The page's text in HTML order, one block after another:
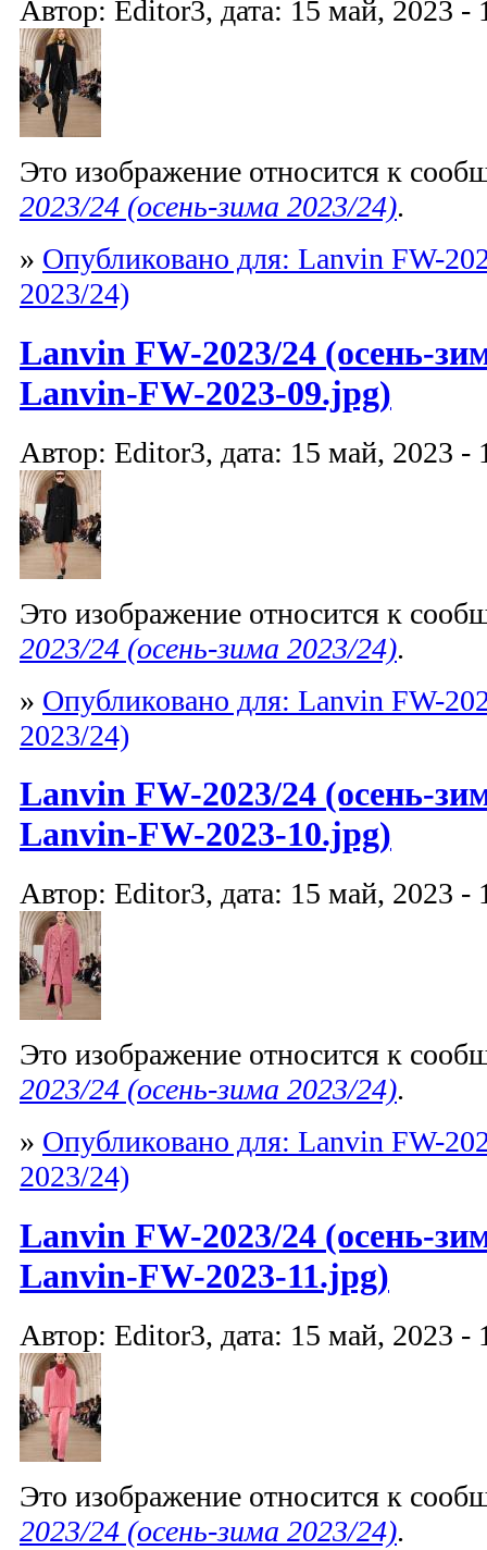
Автор: Editor3, дата: 15 май, 2023 -
Это изображение относится к
2023/24 (осень-зима 2023/24).
» Опубликовано для: Lanvin FW-
2023/24)
Lanvin FW-2023/24 (осень-
Lanvin-FW-2023-09.jpg)
Автор: Editor3, дата: 15 май, 2023 -
Это изображение относится к
2023/24 (осень-зима 2023/24).
» Опубликовано для: Lanvin FW-
2023/24)
Lanvin FW-2023/24 (осень-
Lanvin-FW-2023-10.jpg)
Автор: Editor3, дата: 15 май, 2023 -
Это изображение относится к
2023/24 (осень-зима 2023/24).
» Опубликовано для: Lanvin FW-
2023/24)
Lanvin FW-2023/24 (осень-
Lanvin-FW-2023-11.jpg)
Автор: Editor3, дата: 15 май, 2023 -
Это изображение относится к
2023/24 (осень-зима 2023/24).